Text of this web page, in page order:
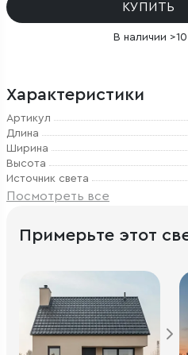
КУПИТЬ
В наличии
Характеристики
Артикул
Длина
Ширина
Высота
Источник света
Посмотреть все
Примерьте этот